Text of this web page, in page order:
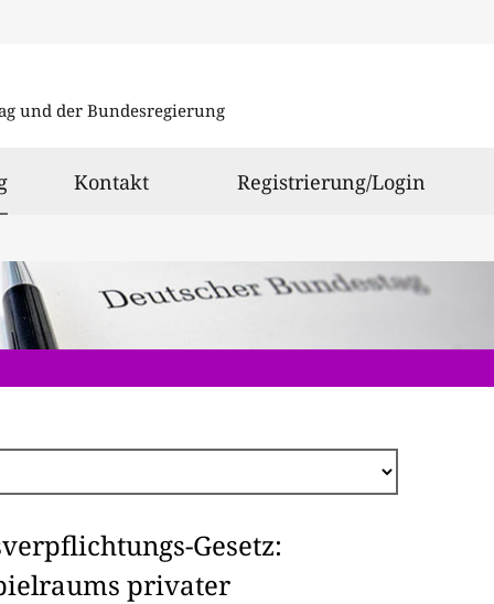
und der Bundesregierung
ausgewählt
Kontakt Registrierung/Login
Gesetz:
privater